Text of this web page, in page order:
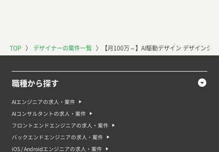
TOP 〉 デザイナーの案件一覧 〉 【月100万～】AI駆動デザイン デザインシ
職種から探す
AIエンジニアの求人・案件
AIコンサルタントの求人・案件
フロントエンドエンジニアの求人・案件
バックエンドエンジニアの求人・案件
iOS / Androidエンジニアの求人・案件